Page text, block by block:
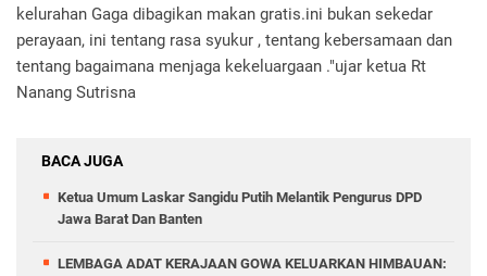
kelurahan Gaga dibagikan makan gratis.ini bukan sekedar
perayaan, ini tentang rasa syukur , tentang kebersamaan dan
tentang bagaimana menjaga kekeluargaan ."ujar ketua Rt
Nanang Sutrisna
BACA JUGA
Ketua Umum Laskar Sangidu Putih Melantik Pengurus DPD
Jawa Barat Dan Banten
LEMBAGA ADAT KERAJAAN GOWA KELUARKAN HIMBAUAN: